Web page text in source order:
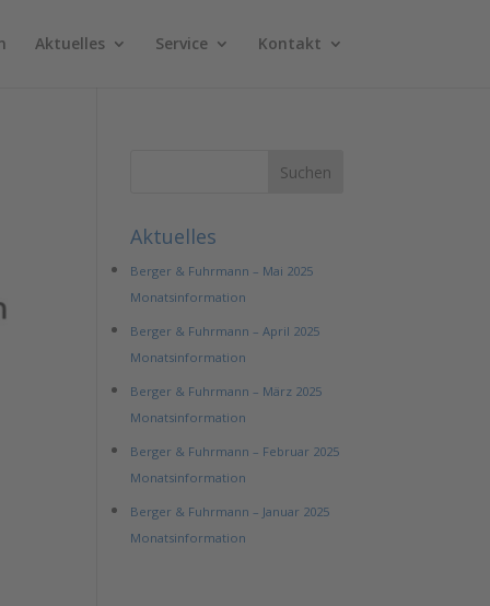
Aktuelles Service Kontakt
Aktuelles
Berger & Fuhrmann – Mai 2025
Monatsinformation
Berger & Fuhrmann – April 2025
Monatsinformation
Berger & Fuhrmann – März 2025
Monatsinformation
Berger & Fuhrmann – Februar 2025
Monatsinformation
Berger & Fuhrmann – Januar 2025
Monatsinformation